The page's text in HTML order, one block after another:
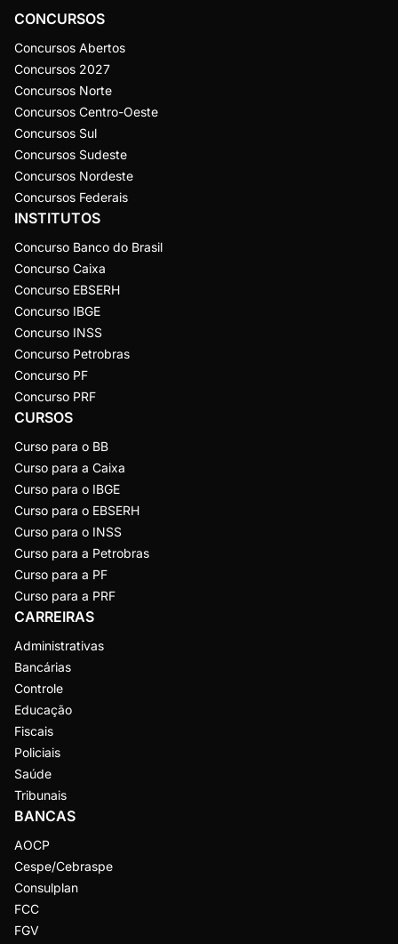
CONCURSOS
Concursos Abertos
Concursos 2027
Concursos Norte
Concursos Centro-Oeste
Concursos Sul
Concursos Sudeste
Concursos Nordeste
Concursos Federais
INSTITUTOS
Concurso Banco do Brasil
Concurso Caixa
Concurso EBSERH
Concurso IBGE
Concurso INSS
Concurso Petrobras
Concurso PF
Concurso PRF
CURSOS
Curso para o BB
Curso para a Caixa
Curso para o IBGE
Curso para o EBSERH
Curso para o INSS
Curso para a Petrobras
Curso para a PF
Curso para a PRF
CARREIRAS
Administrativas
Bancárias
Controle
Educação
Fiscais
Policiais
Saúde
Tribunais
BANCAS
AOCP
Cespe/Cebraspe
Consulplan
FCC
FGV